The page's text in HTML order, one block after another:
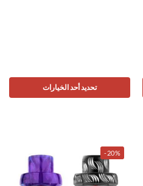
تحديد أحد الخيارات
-20%